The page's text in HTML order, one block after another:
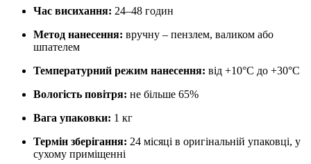
Час висихання: 24–48 годин
Метод нанесення: вручну – пензлем, валиком або
шпателем
Температурний режим нанесення: від +10°C до +30°C
Вологість повітря: не більше 65%
Вага упаковки: 1 кг
Термін зберігання: 24 місяці в оригінальній упаковці, у
сухому приміщенні